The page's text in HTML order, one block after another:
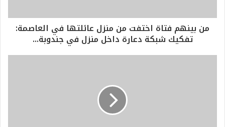
من بينهم فتاة اختفت من منزل عائلتها في العاصمة:
تفكيك شبكة دعارة داخل منزل في جندوبة...